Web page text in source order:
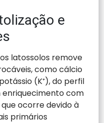
e
latossolos remove
como cálcio
(K⁺), do perfil
enriquecimento com
ocorre devido à
primários